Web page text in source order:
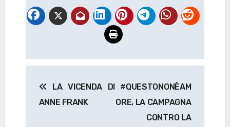
articoli
LA VICENDA DI
ANNE FRANK
#QUESTONONÈAM
ORE, LA CAMPAGNA
CONTRO LA